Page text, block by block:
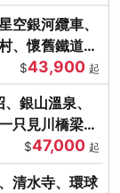
空銀河纜車、
、懷舊鐵道
$43,900 起
銀山溫泉、
只見川橋梁、
$47,000 起
清水寺、環球